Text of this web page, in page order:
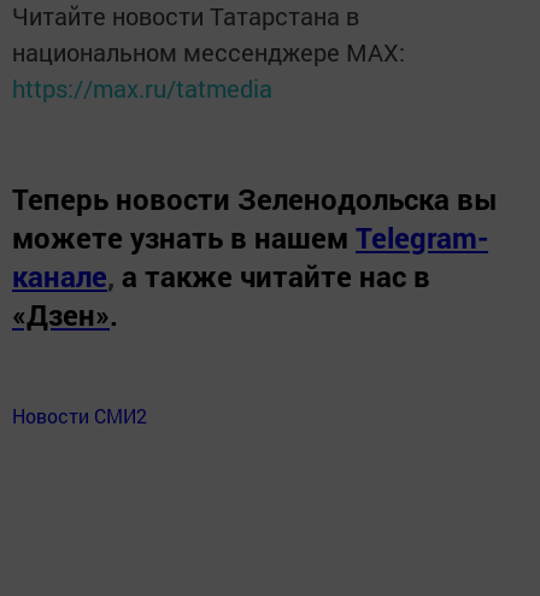
Читайте новости Татарстана в
национальном мессенджере MАХ:
https://max.ru/tatmedia
Теперь новости Зеленодольска вы
можете узнать в нашем Telegram-
канале, а также читайте нас в
«Дзен».
Новости СМИ2